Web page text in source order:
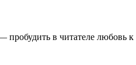
пробудить в читателе любовь